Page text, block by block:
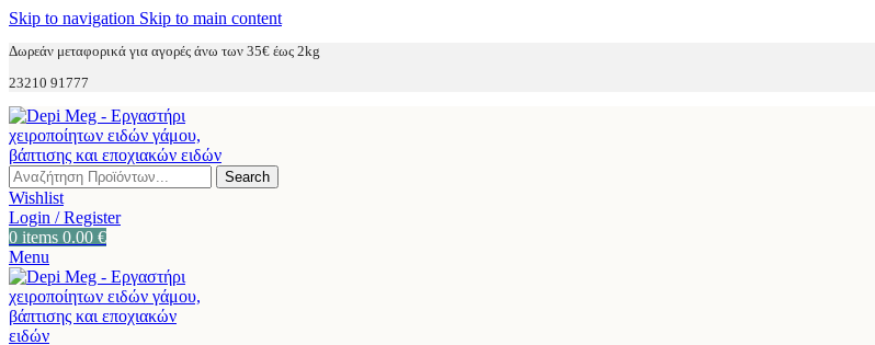
Skip to navigation Skip to main content
Δωρεάν μεταφορικά για αγορές άνω των 35€ έως 2kg
23210 91777
Search
Wishlist
Login / Register
0 items 0.00 €
Menu